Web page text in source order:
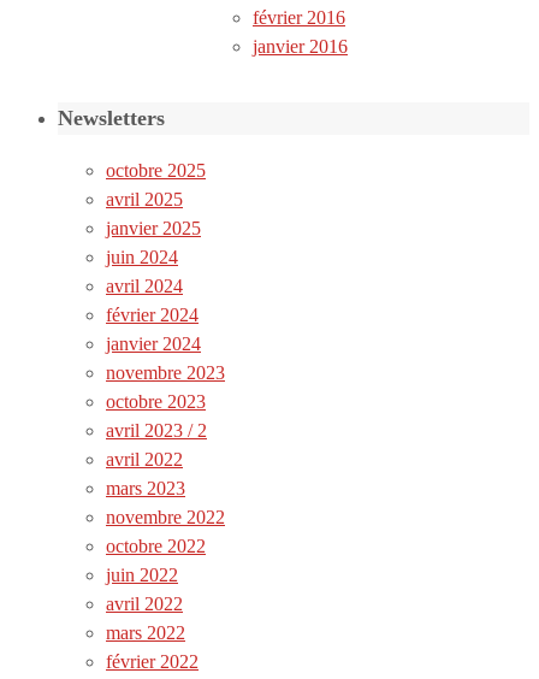
février 2016
janvier 2016
Newsletters
octobre 2025
avril 2025
janvier 2025
juin 2024
avril 2024
février 2024
janvier 2024
novembre 2023
octobre 2023
avril 2023 / 2
avril 2022
mars 2023
novembre 2022
octobre 2022
juin 2022
avril 2022
mars 2022
février 2022